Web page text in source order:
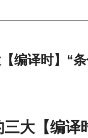
编译时】“
大【编译